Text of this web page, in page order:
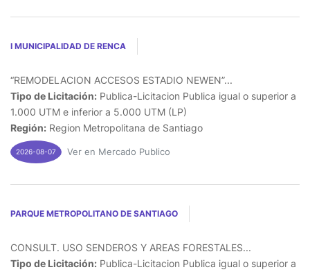
I MUNICIPALIDAD DE RENCA
“REMODELACION ACCESOS ESTADIO NEWEN”...
Tipo de Licitación: Publica-Licitacion Publica igual o superior a
1.000 UTM e inferior a 5.000 UTM (LP)
Región: Region Metropolitana de Santiago
2026-08-07 Ver en Mercado Publico
PARQUE METROPOLITANO DE SANTIAGO
CONSULT. USO SENDEROS Y AREAS FORESTALES...
Tipo de Licitación: Publica-Licitacion Publica igual o superior a